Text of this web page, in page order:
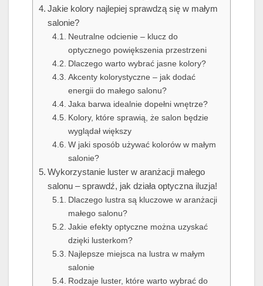
Jakie kolory najlepiej sprawdzą się w małym
salonie?
Neutralne odcienie – klucz do
optycznego powiększenia przestrzeni
Dlaczego warto wybrać jasne kolory?
Akcenty kolorystyczne – jak dodać
energii do małego salonu?
Jaka barwa idealnie dopełni wnętrze?
Kolory, które sprawią, że salon będzie
wyglądał większy
W jaki sposób używać kolorów w małym
salonie?
Wykorzystanie luster w aranżacji małego
salonu – sprawdź, jak działa optyczna iluzja!
Dlaczego lustra są kluczowe w aranżacji
małego salonu?
Jakie efekty optyczne można uzyskać
dzięki lusterkom?
Najlepsze miejsca na lustra w małym
salonie
Rodzaje luster, które warto wybrać do